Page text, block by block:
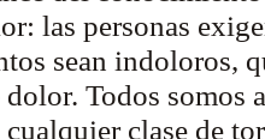
las personas
sean indoloros,
Todos somos
cualquier clase de